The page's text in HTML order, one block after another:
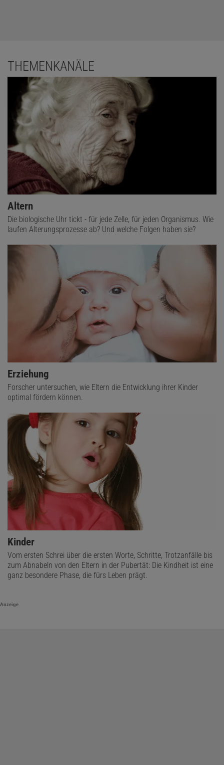
THEMENKANÄLE
Altern
Die biologische Uhr tickt - für jede Zelle, für jeden Organismus. Wie
laufen Alterungsprozesse ab? Und welche Folgen haben sie?
Erziehung
Forscher untersuchen, wie Eltern die Entwicklung ihrer Kinder
optimal fördern können.
Kinder
Vom ersten Schrei über die ersten Worte, Schritte, Trotzanfälle bis
zum Abnabeln von den Eltern in der Pubertät: Die Kindheit ist eine
ganz besondere Phase, die fürs Leben prägt.
Anzeige